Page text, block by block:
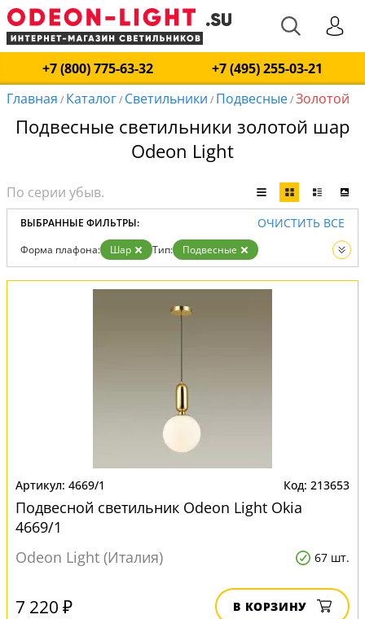
+7 (800) 775-63-32
+7 (495) 255-03-21
Главная / Каталог/ Светильники / Подвесные/Золотой
Подвесные светильники золотой шар
Odeon Light
ВЫБРАННЫЕ ФИЛЬТРЫ: ОЧИСТИТЬ ВСЕ
Форма плафона: Шар Тип:
Подвесные
Цвет:
Золотой Вид: Светильники
4669/1 213653
Подвесной светильник Odeon Light Okia
4669/1
Odeon Light (Италия)
67 шт.
7 220 ₽ В КОРЗИНУ